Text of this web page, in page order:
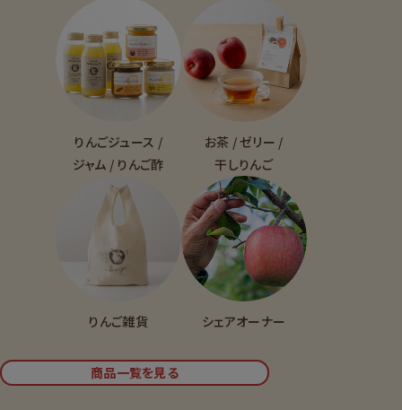
りんごジュース /
ジャム / りんご酢
お茶 / ゼリー /
干しりんご
りんご雑貨 シェアオーナー
商品一覧を見る